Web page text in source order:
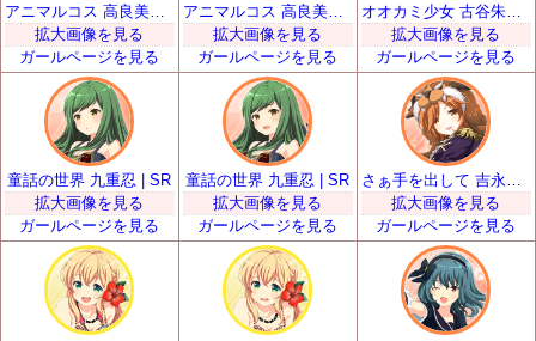
拡大画像を見る
ガールページを見る
アニマルコス 高良美空 | SR
拡大画像を見る
ガールページを見る
オオカミ少女 古谷朱里 | SR
拡大画像を見る
ガールページを見る
童話の世界 九重忍 | SR
拡大画像を見る
ガールページを見る
童話の世界 九重忍 | SR
拡大画像を見る
ガールページを見る
拡大画像を見る
ガールページを見る